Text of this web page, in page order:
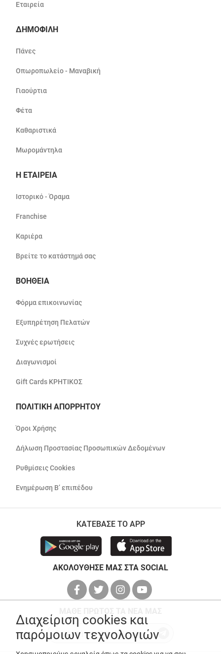
Εταιρεία
ΔΗΜΟΦΙΛΗ
Πάνες
Οπωροπωλείο - Μαναβική
Γιαούρτια
Φέτα
Καθαριστικά
Μωρομάντηλα
Η ΕΤΑΙΡΕΙΑ
Ιστορικό - Όραμα
Franchise
Καριέρα
Βρείτε το κατάστημά σας
ΒΟΗΘΕΙΑ
Φόρμα επικοινωνίας
Εξυπηρέτηση Πελατών
Συχνές ερωτήσεις
Διαγωνισμοί
Gift Cards ΚΡΗΤΙΚΟΣ
ΠΟΛΙΤΙΚΗ ΑΠΟΡΡΗΤΟΥ
Όροι Χρήσης
Δήλωση Προστασίας Προσωπικών Δεδομένων
Ρυθμίσεις Cookies
Ενημέρωση Β’ επιπέδου
ΚΑΤΕΒΑΣΕ ΤΟ APP
ΑΚΟΛΟΥΘΗΣΕ ΜΑΣ ΣΤΑ SOCIAL
Διαχείριση cookies και
παρόμοιων τεχνολογιών